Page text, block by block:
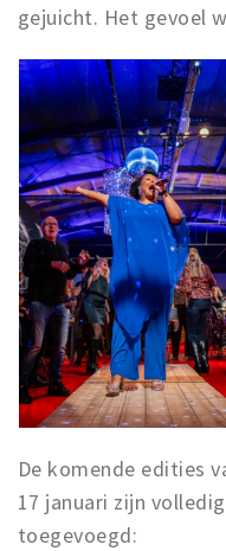
gejuicht. Het gevoel
De komende edities
17 januari zijn
toegevoegd: